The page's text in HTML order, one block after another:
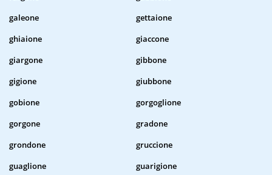
galeone
gettaione
ghiaione
giaccone
giargone
gibbone
gigione
giubbone
gobione
gorgoglione
gorgone
gradone
grondone
gruccione
guaglione
guarigione